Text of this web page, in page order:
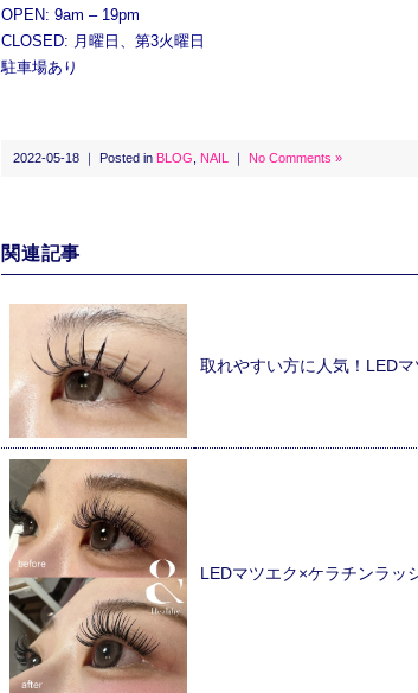
OPEN: 9am – 19pm
CLOSED: 月曜日、第3火曜日
駐車場あり
2022-05-18 ｜ Posted in BLOG NAIL ｜ No Comments »
関連記事
取れやすい方に人気！LEDマ
LEDマツエク×ケラチンラッ